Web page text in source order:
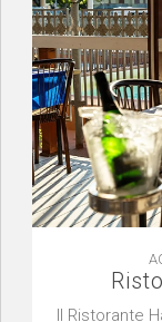
Il Ristorante